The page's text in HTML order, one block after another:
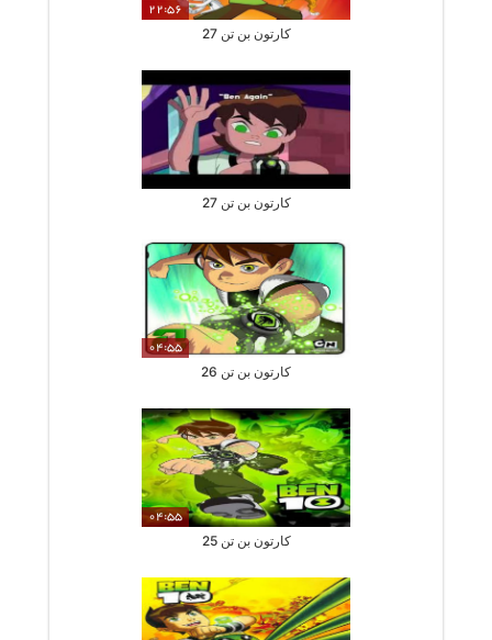
22:56
کارتون بن تن 27
کارتون بن تن 27
04:55
کارتون بن تن 26
04:55
کارتون بن تن 25